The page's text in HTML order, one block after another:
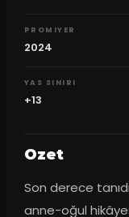
PROMIYER
2024
YAS SINIRI
+13
Ozet
Son derece
anne-oğul